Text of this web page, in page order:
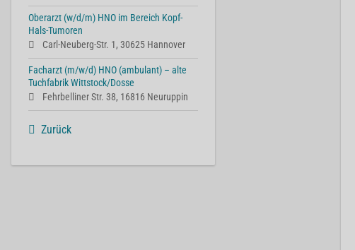
Oberarzt (w/d/m) HNO im Bereich Kopf-
Hals-Tumoren
Carl-Neuberg-Str. 1, 30625 Hannover
Facharzt (m/w/d) HNO (ambulant) – alte
Tuchfabrik Wittstock/Dosse
Fehrbelliner Str. 38, 16816 Neuruppin
Zurück